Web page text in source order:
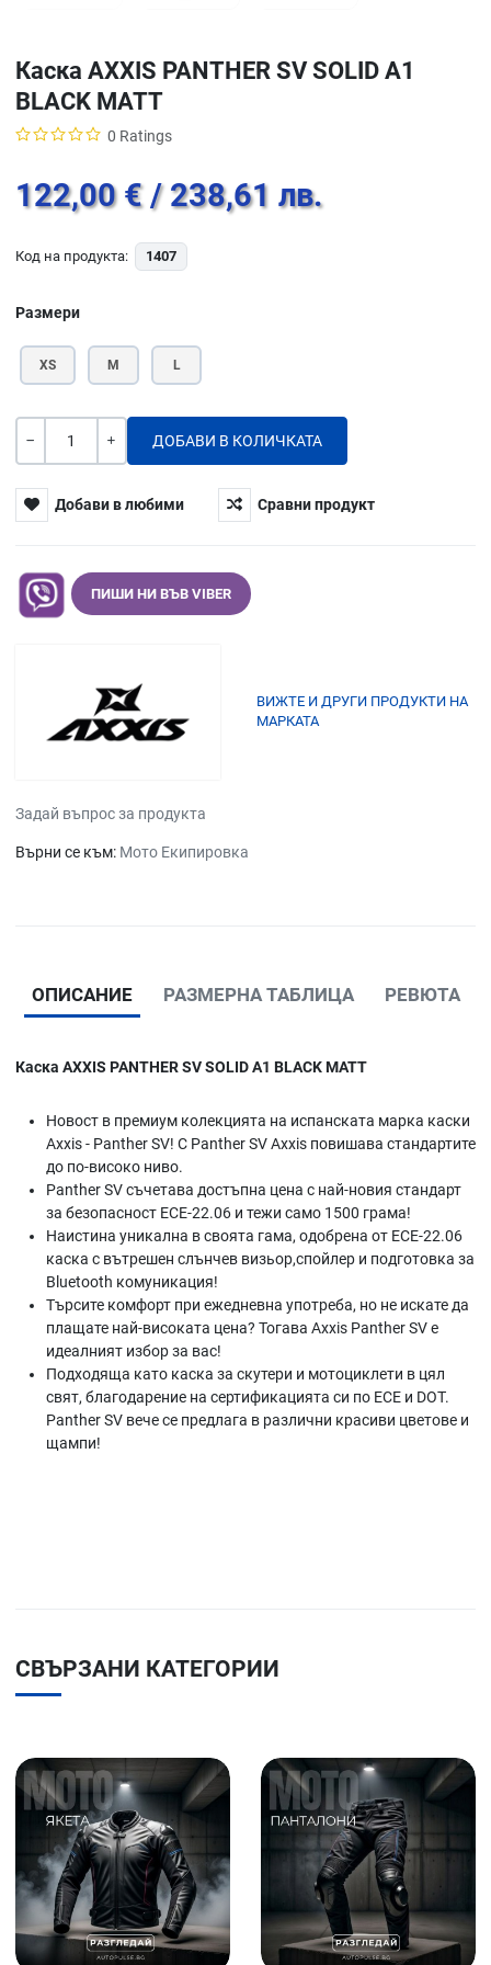
Каска AXXIS PANTHER SV SOLID A1
BLACK МАТТ
0 Ratings
122,00 € / 238,61 лв.
Код на продукта: 1407
Размери
XS M L
Количество
Добави в любими Сравни продукт
ПИШИ НИ ВЪВ VIBER
ВИЖТЕ И ДРУГИ ПРОДУКТИ НА
МАРКАТА
Задай въпрос за продукта
Върни се към: Мото Екипировка
ОПИСАНИЕ РАЗМЕРНА ТАБЛИЦА РЕВЮТА
Каска AXXIS PANTHER SV SOLID A1 BLACK МАТТ
Новост в премиум колекцията на испанската марка каски
Axxis - Panther SV! С Panther SV Axxis повишава стандартите
до по-високо ниво.
Panther SV съчетава достъпна цена с най-новия стандарт
за безопасност ECE-22.06 и тежи само 1500 грама!
Наистина уникална в своята гама, одобрена от ECE-22.06
каска с вътрешен слънчев визьор,спойлер и подготовка за
Bluetooth комуникация!
Търсите комфорт при ежедневна употреба, но не искате да
плащате най-високата цена? Тогава Axxis Panther SV е
идеалният избор за вас!
Подходяща като каска за скутери и мотоциклети в цял
свят, благодарение на сертификацията си по ECE и DOT.
Panther SV вече се предлага в различни красиви цветове и
щампи!
СВЪРЗАНИ КАТЕГОРИИ